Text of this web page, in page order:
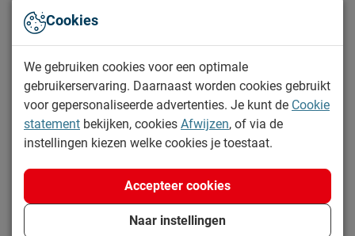
volledig naar de contouren van je lichaam
Drukverlagend, waardoor je spieren en gewrichten
ontlast worden
Ontlast bloedvaten en zenuwbanen, waardoor je
minder beweegt en beter doorslaapt.
Bekijk traagschuim matrassen
Cookies
We gebruiken cookies voor een optimale
gebruikerservaring. Daarnaast worden cookies gebruikt
voor gepersonaliseerde advertenties. Je kunt de Cookie
statement bekijken, cookies Afwijzen, of via de
instellingen kiezen welke cookies je toestaat.
Naar instellingen
Accepteer cookies